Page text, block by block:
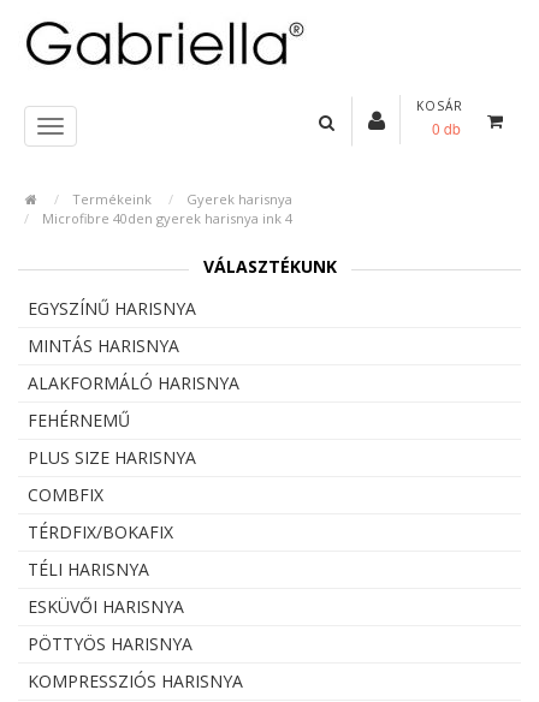
KOSÁR
0 db
Termékeink
Gyerek harisnya
Microfibre 40den gyerek harisnya ink 4
VÁLASZTÉKUNK
EGYSZÍNŰ HARISNYA
MINTÁS HARISNYA
ALAKFORMÁLÓ HARISNYA
FEHÉRNEMŰ
PLUS SIZE HARISNYA
COMBFIX
TÉRDFIX/BOKAFIX
TÉLI HARISNYA
ESKÜVŐI HARISNYA
PÖTTYÖS HARISNYA
KOMPRESSZIÓS HARISNYA